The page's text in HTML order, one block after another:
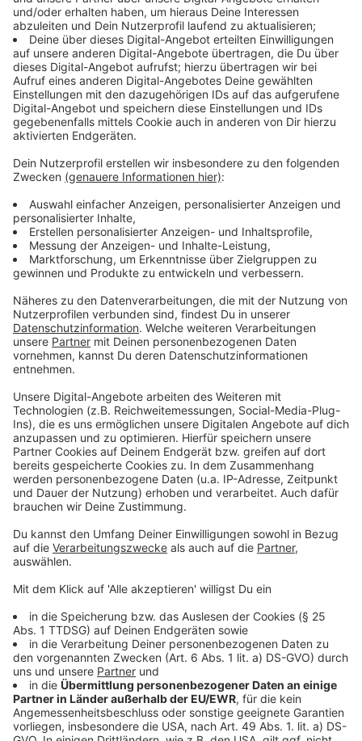
©NE-WS 89.4
Anzeige
Schulleiter Johannes Gillrath ist von der Leistung der
Schülerinnen beeindruckt:
"Weil es ja in gerade in diesem Fall sehr viel mit
Grips zu tun hat, sehr viel mit Ausdauer und
Geduld. Und das sind Befähigungen, die sind
schon außergewöhnlich, finde ich."
AG-Leiter Michael Scharfenberg ist stolz auf den DM-
Titel seines Teams:
"Es war ja knapp bis zur letzten Sekunde
tatsächlich, und wir haben alle sehr doll gezittert
zusammen. Und als es dann feststand, dass wir
dann doch ganz oben waren, da war ich schon
ein ganz Stückchen stolz auf die gesamte
Mannschaft."
Anzeige
Anzeige
Im NE-WS 89.4 Interview haben die Schülerinnen ihre
Freude über den Sieg ausgedrückt: